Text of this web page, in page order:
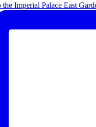
Imperial Palace East